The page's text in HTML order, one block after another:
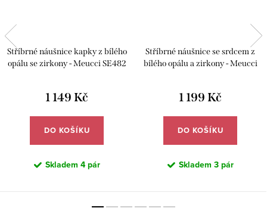
Stříbrné náušnice kapky z bílého
opálu se zirkony - Meucci SE482
1 149 Kč
DO KOŠÍKU
Skladem 4 pár
Stříbrné náušnice se srdcem z
bílého opálu a zirkony - Meucci
1 199 Kč
DO KOŠÍKU
Skladem 3 pár